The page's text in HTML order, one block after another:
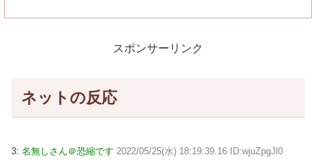
スポンサーリンク
ネットの反応
3: 名無しさん＠恐縮です 2022/05/25(水) 18:19:39.16 ID:wjuZpgJl0